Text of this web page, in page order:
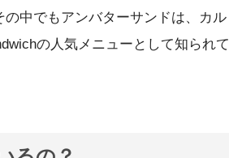
中でもアンバターサンドは、カル
の人気メニューとして知られて